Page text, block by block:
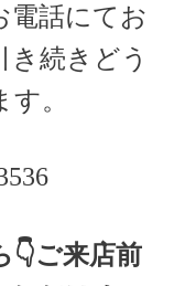
電話にてお
き続きどう
。
👇ご来店前